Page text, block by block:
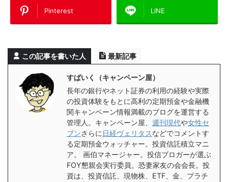
Pinterest LINE
この記事を書いた人 最新記事
すぱいく（キャンペーン屋）
長年の銀行やネット証券の利用の経験や実際
の投資体験をもとに高利の定期預金や金融機
関キャンペーン情報満載のブログを運営する
管理人。キャンペーン屋、 週刊現代や女性セ
ブンさらに 日経ヴェリタスなどでコメントす
る定期預金ウォッチャー。投資信託積立マニ
ア。 画伯マネージャー。投信ブロガーが選ぶ
FOY懇親会実行委員。恐妻家友の会会長。投
資は、投資信託、現物株、ETF、金、プラチ